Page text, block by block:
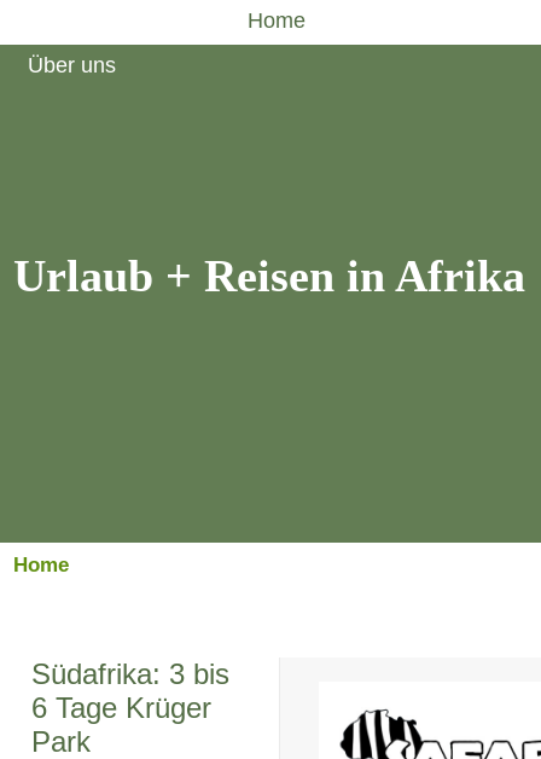
Home
Über uns
Urlaub + Reisen in Afrika
Home
Südafrika: 3 bis
6 Tage Krüger
Park